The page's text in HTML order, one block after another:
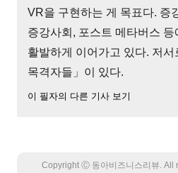
VR을 구현하는 게 목표다. 증
증강사회, 포스트 메타버스 등
활발하게 이어가고 있다. 저서
목격자들」이 있다.
이 필자의 다른 기사 보기
Copyright Ⓒ 동아비즈니스리뷰. All